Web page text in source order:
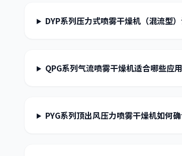
DYP系列压力式喷雾干燥机（混流型
QPG系列气流喷雾干燥机适合哪些应用
PYG系列顶出风压力喷雾干燥机如何确